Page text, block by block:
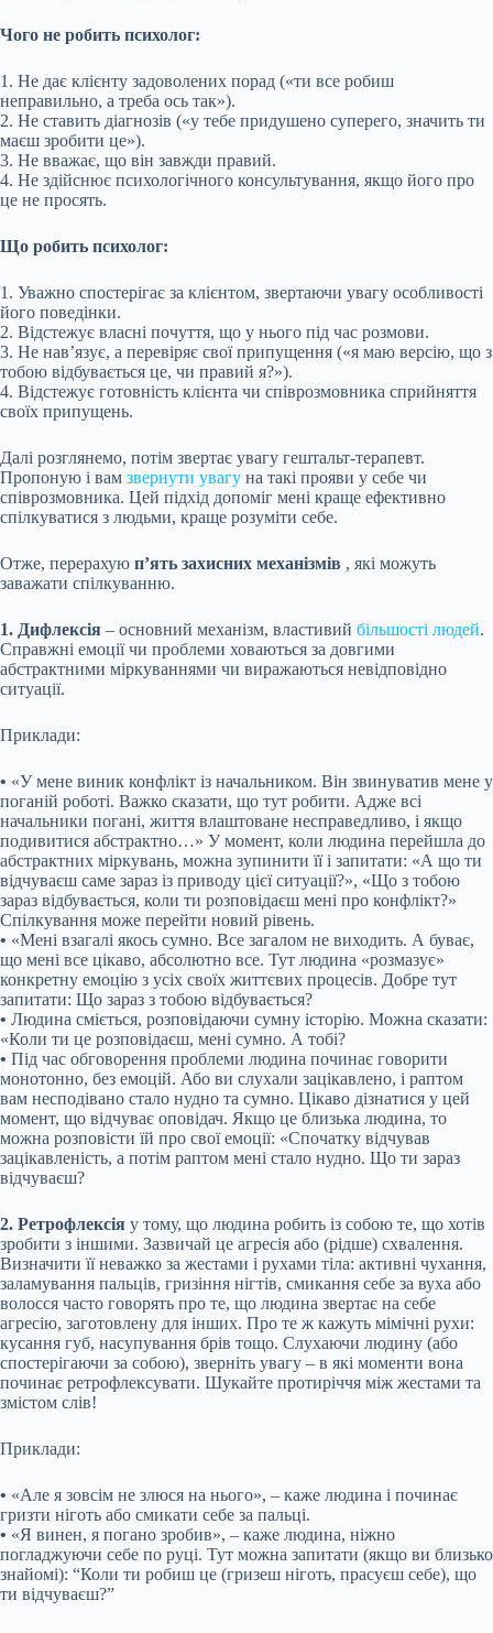
Чого не робить психолог:
1. Не дає клієнту задоволених порад («ти все робиш
неправильно, а треба ось так»).
2. Не ставить діагнозів («у тебе придушено суперего, значить ти
маєш зробити це»).
3. Не вважає, що він завжди правий.
4. Не здійснює психологічного консультування, якщо його про
це не просять.
Що робить психолог:
1. Уважно спостерігає за клієнтом, звертаючи увагу особливості
його поведінки.
2. Відстежує власні почуття, що у нього під час розмови.
3. Не нав’язує, а перевіряє свої припущення («я маю версію, що з
тобою відбувається це, чи правий я?»).
4. Відстежує готовність клієнта чи співрозмовника сприйняття
своїх припущень.
Далі розглянемо, потім звертає увагу гештальт-терапевт.
Пропоную і вам звернути увагу на такі прояви у себе чи
співрозмовника. Цей підхід допоміг мені краще ефективно
спілкуватися з людьми, краще розуміти себе.
Отже, перерахую п’ять захисних механізмів , які можуть
заважати спілкуванню.
1. Дифлексія – основний механізм, властивий більшості людей.
Справжні емоції чи проблеми ховаються за довгими
абстрактними міркуваннями чи виражаються невідповідно
ситуації.
Приклади:
• «У мене виник конфлікт із начальником. Він звинуватив мене у
поганій роботі. Важко сказати, що тут робити. Адже всі
начальники погані, життя влаштоване несправедливо, і якщо
подивитися абстрактно…» У момент, коли людина перейшла до
абстрактних міркувань, можна зупинити її і запитати: «А що ти
відчуваєш саме зараз із приводу цієї ситуації?», «Що з тобою
зараз відбувається, коли ти розповідаєш мені про конфлікт?»
Спілкування може перейти новий рівень.
• «Мені взагалі якось сумно. Все загалом не виходить. А буває,
що мені все цікаво, абсолютно все. Тут людина «розмазує»
конкретну емоцію з усіх своїх життєвих процесів. Добре тут
запитати: Що зараз з тобою відбувається?
• Людина сміється, розповідаючи сумну історію. Можна сказати:
«Коли ти це розповідаєш, мені сумно. А тобі?
• Під час обговорення проблеми людина починає говорити
монотонно, без емоцій. Або ви слухали зацікавлено, і раптом
вам несподівано стало нудно та сумно. Цікаво дізнатися у цей
момент, що відчуває оповідач. Якщо це близька людина, то
можна розповісти їй про свої емоції: «Спочатку відчував
зацікавленість, а потім раптом мені стало нудно. Що ти зараз
відчуваєш?
2. Ретрофлексія у тому, що людина робить із собою те, що хотів
зробити з іншими. Зазвичай це агресія або (рідше) схвалення.
Визначити її неважко за жестами і рухами тіла: активні чухання,
заламування пальців, гризіння нігтів, смикання себе за вуха або
волосся часто говорять про те, що людина звертає на себе
агресію, заготовлену для інших. Про те ж кажуть мімічні рухи:
кусання губ, насупування брів тощо. Слухаючи людину (або
спостерігаючи за собою), зверніть увагу – в які моменти вона
починає ретрофлексувати. Шукайте протиріччя між жестами та
змістом слів!
Приклади:
• «Але я зовсім не злюся на нього», – каже людина і починає
гризти ніготь або смикати себе за пальці.
• «Я винен, я погано зробив», – каже людина, ніжно
погладжуючи себе по руці. Тут можна запитати (якщо ви близько
знайомі): “Коли ти робиш це (гризеш ніготь, прасуєш себе), що
ти відчуваєш?”